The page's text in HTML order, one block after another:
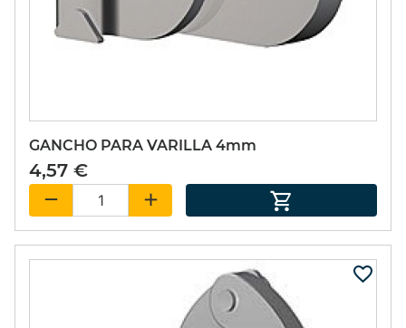
GANCHO PARA VARILLA 4mm
4,57 €